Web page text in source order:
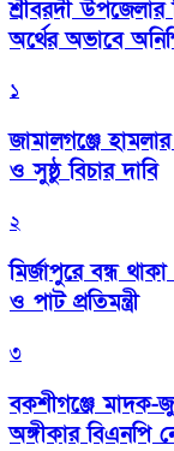
শ্রীবরদী
অর্থের অভাবে
১
জামালগঞ্জে
ও সুষ্ঠু বিচার দাবি
২
মির্জাপুরে বন্ধ
ও পাট প্রতিমন্ত্রী
৩
বকশীগঞ্জে
অঙ্গীকার বিএনপি